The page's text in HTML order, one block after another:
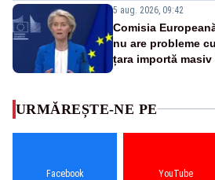
5 aug. 2026, 09:42
Comisia
nu are probleme
țara importă
URMĂREȘTE-NE PE
Facebook YouTube